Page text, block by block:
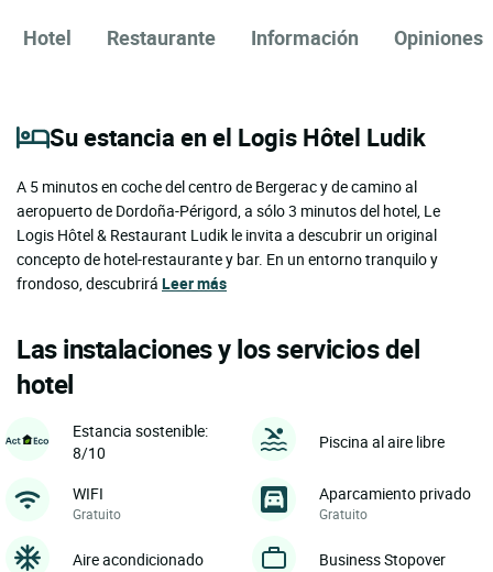
Hotel Restaurante Información Opiniones
Su estancia en el Logis Hôtel Ludik
A 5 minutos en coche del centro de Bergerac y de camino al
aeropuerto de Dordoña-Périgord, a sólo 3 minutos del hotel, Le
Logis Hôtel & Restaurant Ludik le invita a descubrir un original
concepto de hotel-restaurante y bar. En un entorno tranquilo y
frondoso, descubrirá Leer más
Las instalaciones y los servicios del
hotel
Estancia sostenible:
8/10
Piscina al aire libre
WIFI
Gratuito
Aparcamiento privado
Gratuito
Aire acondicionado Business Stopover